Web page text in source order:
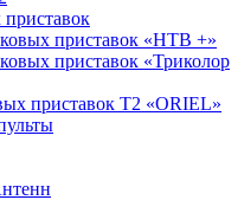
приставок «НТВ +»
приставок «Триколор
приставок Т2 «ORIEL»